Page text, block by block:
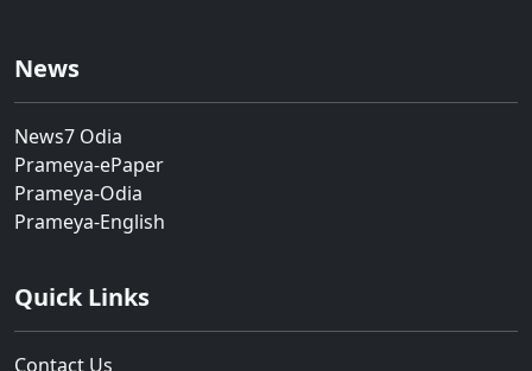
News
News7 Odia
Prameya-ePaper
Prameya-Odia
Prameya-English
Quick Links
Contact Us